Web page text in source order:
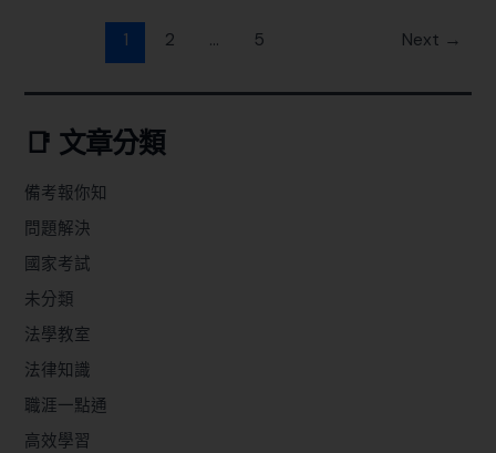
1 2 ... 5 Next →
📑 文章分類
備考報你知
問題解決
國家考試
未分類
法學教室
法律知識
職涯一點通
高效學習